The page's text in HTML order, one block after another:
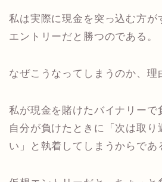
私は実際に現金を突っ込む方が
エントリーだと勝つのである。
なぜこうなってしまうのか、理
私が現金を賭けたバイナリーで
自分が負けたときに「次は取り
い」と執着してしまうからであ